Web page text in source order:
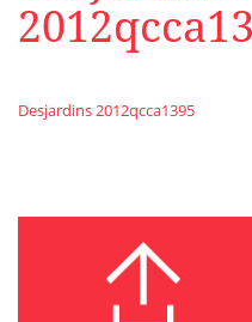
Desjardins 2012qcca1395